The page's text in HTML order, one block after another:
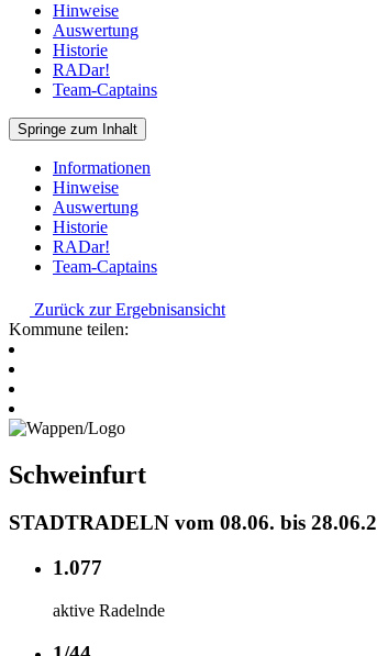
Hinweise
Auswertung
Historie
RADar!
Team-Captains
Springe zum Inhalt
Informationen
Hinweise
Auswertung
Historie
RADar!
Team-Captains
Zurück zur Ergebnisansicht
Kommune teilen:
Schweinfurt
STADTRADELN vom 08.06. bis
1.077
aktive Radelnde